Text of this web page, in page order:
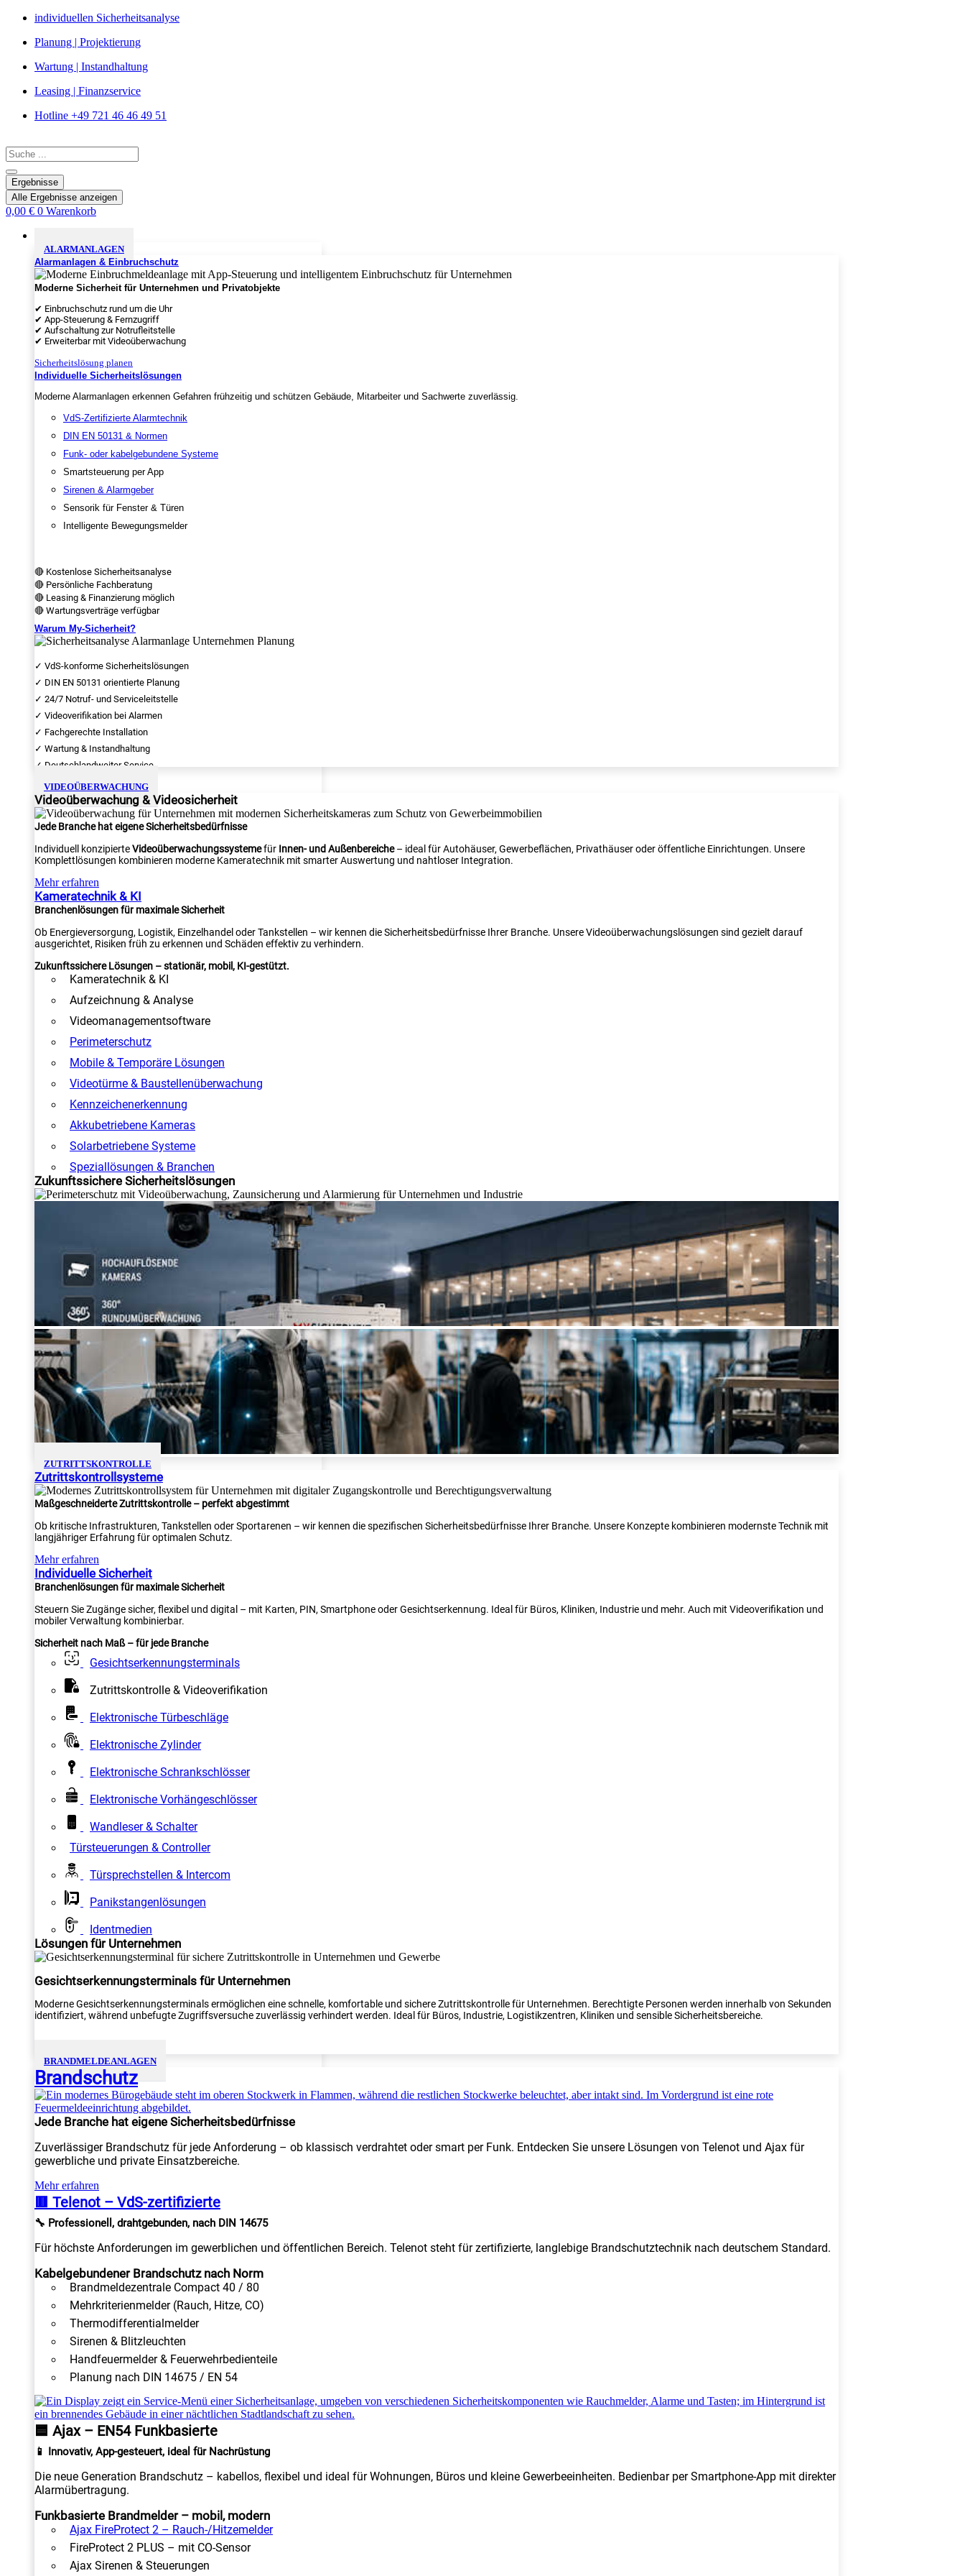
Zum
springen
individuellen Sicherheitsanalyse
Planung | Projektierung
Wartung | Instandhaltung
Leasing | Finanzservice
Hotline +49 721 46 46 49 51
Search
...
Ergebnisse
Alle Ergebnisse anzeigen
0,00 € 0 Warenkorb
ALARMANLAGEN
Alarmanlagen & Einbruchschutz
Moderne Sicherheit für Unternehmen und Privatobjekte
✔ Einbruchschutz rund um die Uhr
✔ App-Steuerung & Fernzugriff
✔ Aufschaltung zur Notrufleitstelle
✔ Erweiterbar mit Videoüberwachung
Sicherheitslösung planen
Individuelle Sicherheitslösungen
Moderne Alarmanlagen erkennen Gefahren frühzeitig und schützen Gebäude, Mitarbeiter und Sachwerte zuverlässig.
VdS-Zertifizierte Alarmtechnik
DIN EN 50131 & Normen
Funk- oder kabelgebundene Systeme
Smartsteuerung per App
Sirenen & Alarmgeber
Sensorik für Fenster & Türen
Intelligente Bewegungsmelder
🔴 Kostenlose Sicherheitsanalyse
🔴 Persönliche Fachberatung
🔴 Leasing & Finanzierung möglich
🔴 Wartungsverträge verfügbar
Warum My-Sicherheit?
✓ VdS-konforme Sicherheitslösungen
✓ DIN EN 50131 orientierte Planung
✓ 24/7 Notruf- und Serviceleitstelle
✓ Videoverifikation bei Alarmen
✓ Fachgerechte Installation
✓ Wartung & Instandhaltung
✓ Deutschlandweiter Service
VIDEOÜBERWACHUNG
Videoüberwachung & Videosicherheit
Jede Branche hat eigene Sicherheitsbedürfnisse
Individuell konzipierteVideoüberwachungssystemefür Innen- und Außenbereiche– ideal für Autohäuser, Gewerbeflächen, Privathäuser oder öffentliche Einrichtungen. Unsere
Komplettlösungen kombinieren moderne Kameratechnik mit smarter Auswertung und nahtloser Integration.
Mehr erfahren
Kameratechnik & KI
Branchenlösungen für maximale Sicherheit
Ob Energieversorgung, Logistik, Einzelhandel oder Tankstellen – wir kennen die Sicherheitsbedürfnisse Ihrer Branche. Unsere Videoüberwachungslösungen sind gezielt darauf
ausgerichtet, Risiken früh zu erkennen und Schäden effektiv zu verhindern.
Zukunftssichere Lösungen – stationär, mobil, KI-gestützt.
Kameratechnik & KI
Aufzeichnung & Analyse
Videomanagementsoftware
Perimeterschutz
Mobile & Temporäre Lösungen
Videotürme & Baustellenüberwachung
Kennzeichenerkennung
Akkubetriebene Kameras
Solarbetriebene Systeme
Speziallösungen & Branchen
Zukunftssichere Sicherheitslösungen
ZUTRITTSKONTROLLE
Zutrittskontrollsysteme
Maßgeschneiderte Zutrittskontrolle – perfekt abgestimmt
Ob kritische Infrastrukturen, Tankstellen oder Sportarenen – wir kennen die spezifischen Sicherheitsbedürfnisse Ihrer Branche. Unsere Konzepte kombinieren modernste Technik mit
langjähriger Erfahrung für optimalen Schutz.
Mehr erfahren
Individuelle Sicherheit
Branchenlösungen für maximale Sicherheit
Steuern Sie Zugänge sicher, flexibel und digital – mit Karten, PIN, Smartphone oder Gesichtserkennung. Ideal für Büros, Kliniken, Industrie und mehr. Auch mit Videoverifikation und
mobiler Verwaltung kombinierbar.
Sicherheit nach Maß – für jede Branche
Gesichtserkennungsterminals
Zutrittskontrolle & Videoverifikation
Elektronische Türbeschläge
Elektronische Zylinder
Elektronische Schrankschlösser
Elektronische Vorhängeschlösser
Wandleser & Schalter
Türsteuerungen & Controller
Türsprechstellen & Intercom
Panikstangenlösungen
Identmedien
Lösungen für Unternehmen
Gesichtserkennungsterminals für Unternehmen
Moderne Gesichtserkennungsterminals ermöglichen eine schnelle, komfortable und sichere Zutrittskontrolle für Unternehmen. Berechtigte Personen werden innerhalb von Sekunden
identifiziert, während unbefugte Zugriffsversuche zuverlässig verhindert werden. Ideal für Büros, Industrie, Logistikzentren, Kliniken und sensible Sicherheitsbereiche.
BRANDMELDEANLAGEN
Brandschutz
Jede Branche hat eigene Sicherheitsbedürfnisse
Zuverlässiger Brandschutz für jede Anforderung – ob klassisch verdrahtet oder smart per Funk. Entdecken Sie unsere Lösungen von Telenot und Ajax für
gewerbliche und private Einsatzbereiche.
Mehr erfahren
🟥 Telenot – VdS-zertifizierte
🔧 Professionell, drahtgebunden, nach DIN 14675
Für höchste Anforderungen im gewerblichen und öffentlichen Bereich. Telenot steht für zertifizierte, langlebige Brandschutztechnik nach deutschem Standard.
Kabelgebundener Brandschutz nach Norm
Brandmeldezentrale Compact 40 / 80
Mehrkriterienmelder (Rauch, Hitze, CO)
Thermodifferentialmelder
Sirenen & Blitzleuchten
Handfeuermelder & Feuerwehrbedienteile
Planung nach DIN 14675 / EN 54
🟦 Ajax – EN54 Funkbasierte
📱 Innovativ, App-gesteuert, ideal für Nachrüstung
Die neue Generation Brandschutz – kabellos, flexibel und ideal für Wohnungen, Büros und kleine Gewerbeeinheiten. Bedienbar per Smartphone-App mit direkter
Alarmübertragung.
Funkbasierte Brandmelder – mobil, modern
Ajax FireProtect 2 – Rauch-/Hitzemelder
FireProtect 2 PLUS – mit CO-Sensor
Ajax Sirenen & Steuerungen